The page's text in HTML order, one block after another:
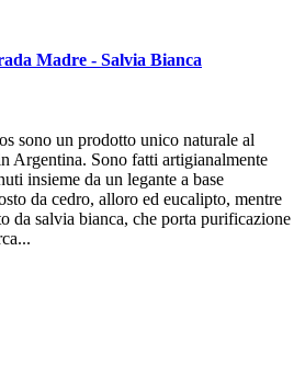
Madre - Salvia Bianca
sono un prodotto unico naturale al
Argentina. Sono fatti artigianalmente
insieme da un legante a base
da cedro, alloro ed eucalipto, mentre
da salvia bianca, che porta purificazione